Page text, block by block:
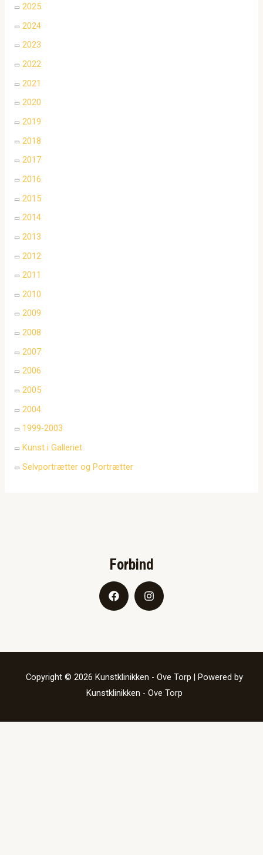
2025
2024
2023
2022
2021
2020
2019
2018
2017
2016
2015
2014
2013
2012
2011
2010
2009
2008
2007
2006
2005
2004
1999-2003
Kunst i Galleriet
Selvportrætter og Portrætter
Forbind
Copyright © 2026 Kunstklinikken - Ove Torp | Powered by
Kunstklinikken - Ove Torp